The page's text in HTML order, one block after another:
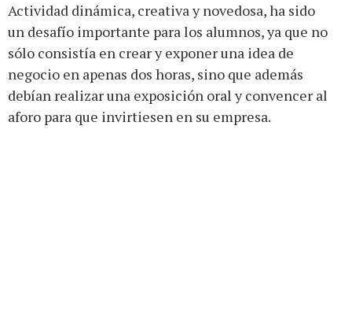
Actividad dinámica, creativa y novedosa, ha sido
un desafío importante para los alumnos, ya que no
sólo consistía en crear y exponer una idea de
negocio en apenas dos horas, sino que además
debían realizar una exposición oral y convencer al
aforo para que invirtiesen en su empresa.